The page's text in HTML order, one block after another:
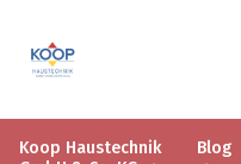
Koop Haustechnik
Blog